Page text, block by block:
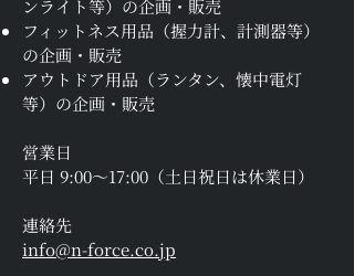
ンライト等）の企画・販売
フィットネス用品（握力計、計測器等）
の企画・販売
アウトドア用品（ランタン、懐中電灯
等）の企画・販売
営業日
平日 9:00～17:00（土日祝日は休業日）
連絡先
info@n-force.co.jp